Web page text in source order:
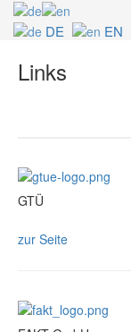
DE EN
Links
GTÜ
zur Seite